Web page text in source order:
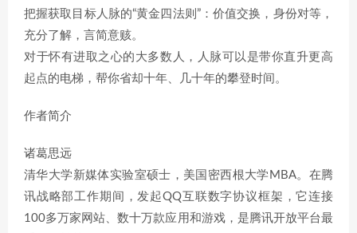
把握获取目标人脉的“黄金四法则”：价值交换，身份对等，
充分了解，言简意赅。
对于怀有进取之心的大多数人，人脉可以是带你直升更高
起点的电梯，帮你省却十年、几十年的攀登时间。
作者简介
诸葛思远
清华大学新媒体实验室硕士，美国密西根大学MBA。在腾
讯战略部工作期间，发起QQ互联数字协议框架，它连接
100多万家网站、数十万款应用和游戏，是腾讯开放平台最